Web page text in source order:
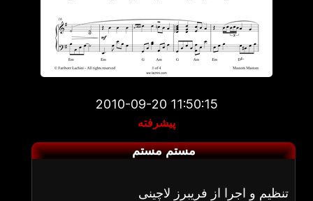
2010-09-20 11:50:15
پیشرفته
مستم مستم
تنظیم و اجرا از فریبرز لاچینی